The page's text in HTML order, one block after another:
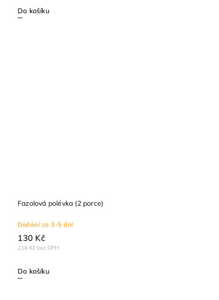
Do košíku
Fazolová polévka (2 porce)
Dodání za 3-5 dní
116 Kč bez DPH
130 Kč
Do košíku